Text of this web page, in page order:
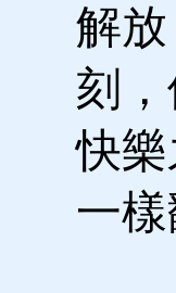
解
刻
快
一樣